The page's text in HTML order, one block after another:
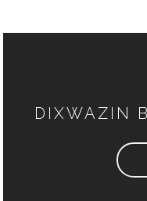
DIXWAZIN